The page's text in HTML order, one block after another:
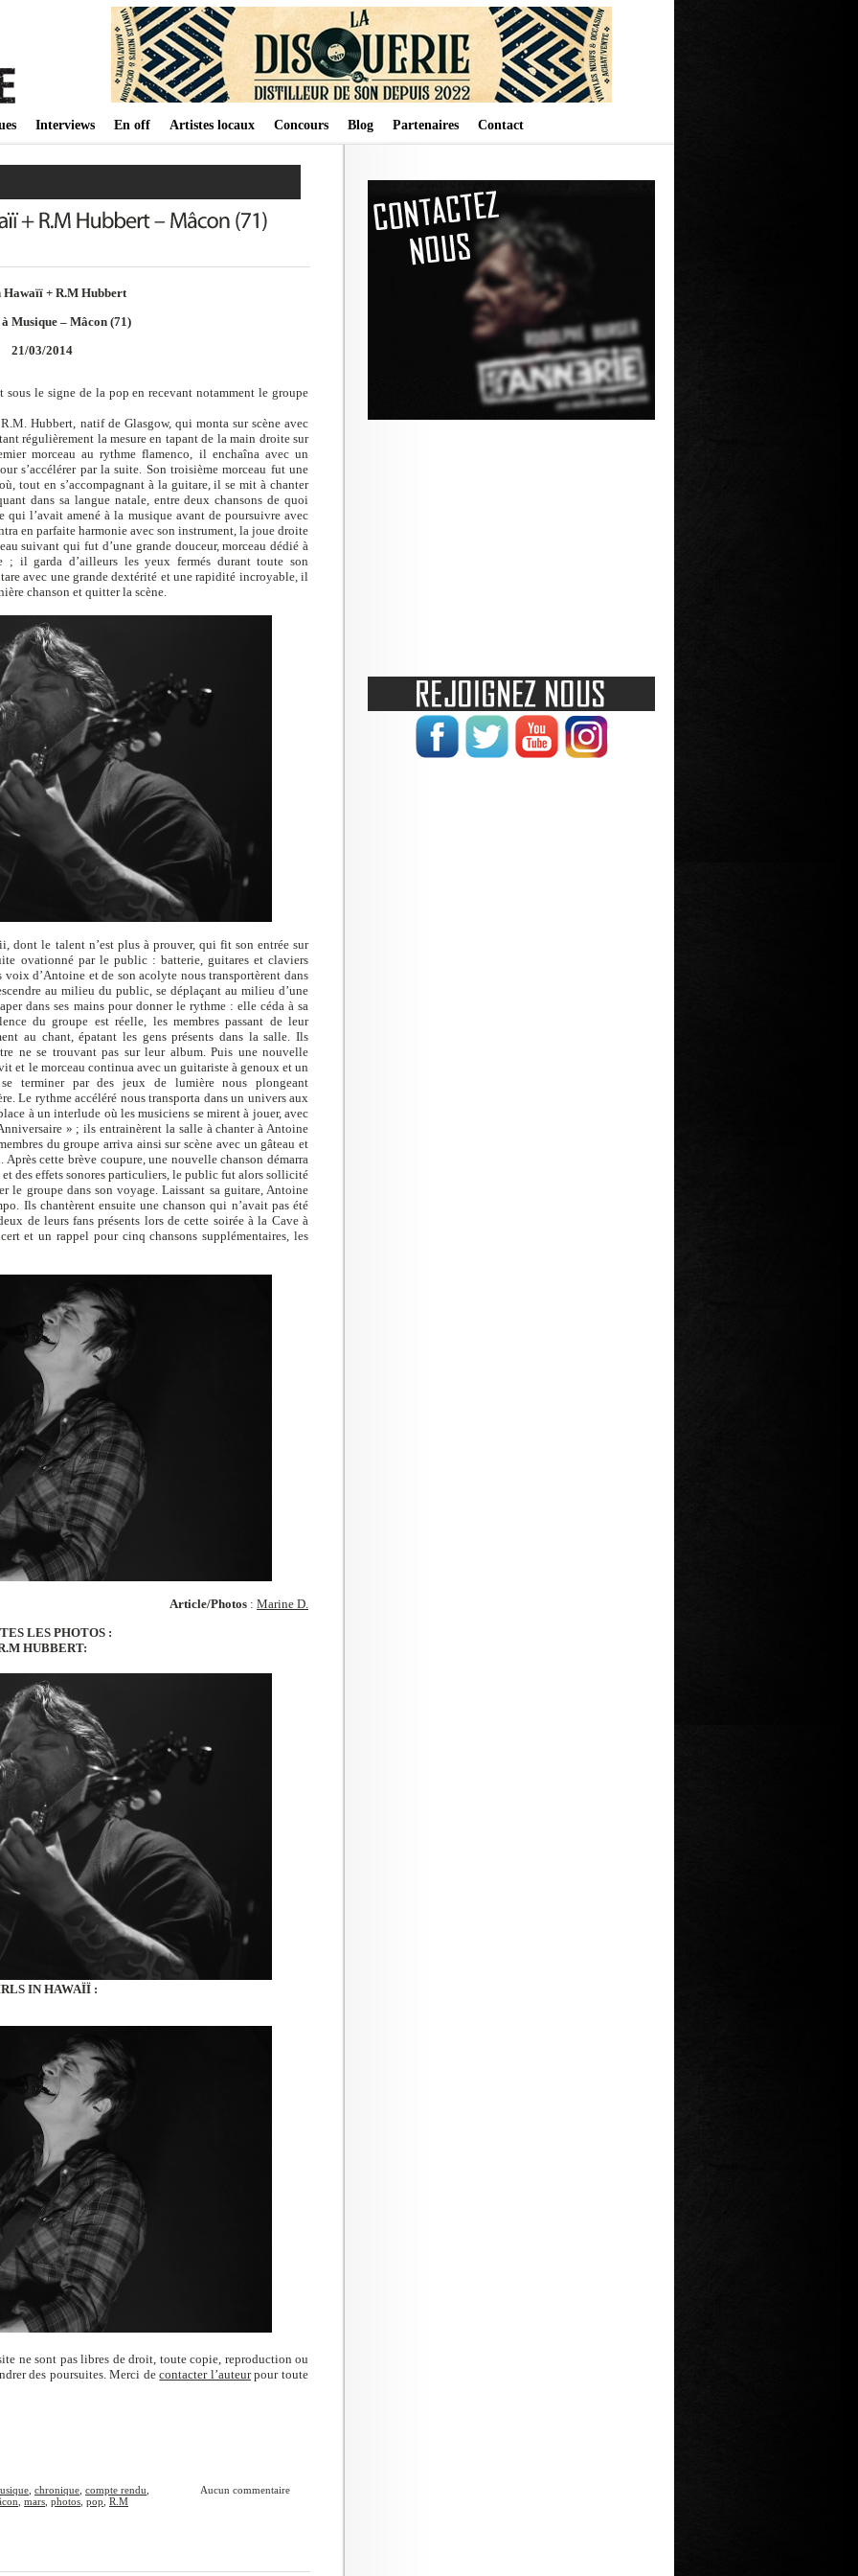
Interviews En off Artistes locaux Concours Blog Partenaires Contact
+ R.M Hubbert
Musique – Mâcon (71)
21/03/2014
le signe de la pop en recevant notamment le groupe
Hubbert, natif de Glasgow, qui monta sur scène avec
régulièrement la mesure en tapant de la main droite sur
morceau au rythme flamenco, il enchaîna avec un
s’accélérer par la suite. Son troisième morceau fut une
tout en s’accompagnant à la guitare, il se mit à chanter
dans sa langue natale, entre deux chansons de quoi
l’avait amené à la musique avant de poursuivre avec
en parfaite harmonie avec son instrument, la joue droite
suivant qui fut d’une grande douceur, morceau dédié à
; il garda d’ailleurs les yeux fermés durant toute son
avec une grande dextérité et une rapidité incroyable, il
chanson et quitter la scène.
dont le talent n’est plus à prouver, qui fit son entrée sur
ovationné par le public : batterie, guitares et claviers
d’Antoine et de son acolyte nous transportèrent dans
au milieu du public, se déplaçant au milieu d’une
dans ses mains pour donner le rythme : elle céda à sa
du groupe est réelle, les membres passant de leur
au chant, épatant les gens présents dans la salle. Ils
ne se trouvant pas sur leur album. Puis une nouvelle
et le morceau continua avec un guitariste à genoux et un
terminer par des jeux de lumière nous plongeant
Le rythme accéléré nous transporta dans un univers aux
à un interlude où les musiciens se mirent à jouer, avec
» ; ils entrainèrent la salle à chanter à Antoine
du groupe arriva ainsi sur scène avec un gâteau et
cette brève coupure, une nouvelle chanson démarra
des effets sonores particuliers, le public fut alors sollicité
le groupe dans son voyage. Laissant sa guitare, Antoine
Ils chantèrent ensuite une chanson qui n’avait pas été
de leurs fans présents lors de cette soirée à la Cave à
et un rappel pour cinq chansons supplémentaires, les
Article/Photos : Marine D.
LES PHOTOS :
HUBBERT:
IN HAWAÏÏ :
ne sont pas libres de droit, toute copie, reproduction ou
des poursuites. Merci decontacter l’auteurpour toute
chronique compte rendu
mars photos pop R.M
Aucun commentaire